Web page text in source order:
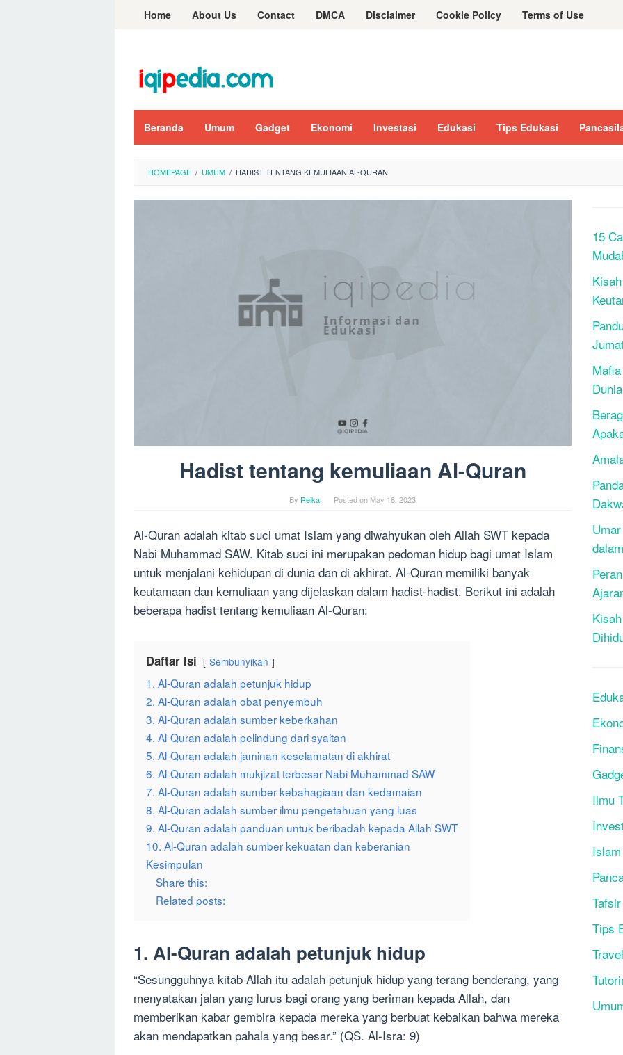
Home About Us Contact DMCA Disclaimer Cookie Policy Terms of Use
Beranda Umum Gadget Ekonomi Investasi Edukasi Tips Edukasi
HOMEPAGE / UMUM / HADIST TENTANG KEMULIAAN AL-QURAN
Hadist tentang kemuliaan Al-Quran
By Reika Posted on May 18, 2023
Al-Quran adalah kitab suci umat Islam yang diwahyukan oleh Allah SWT kepada
Nabi Muhammad SAW. Kitab suci ini merupakan pedoman hidup bagi umat Islam
untuk menjalani kehidupan di dunia dan di akhirat. Al-Quran memiliki banyak
keutamaan dan kemuliaan yang dijelaskan dalam hadist-hadist. Berikut ini adalah
beberapa hadist tentang kemuliaan Al-Quran:
Daftar Isi Sembunyikan
1. Al-Quran adalah petunjuk hidup
2. Al-Quran adalah obat penyembuh
3. Al-Quran adalah sumber keberkahan
4. Al-Quran adalah pelindung dari syaitan
5. Al-Quran adalah jaminan keselamatan di akhirat
6. Al-Quran adalah mukjizat terbesar Nabi Muhammad SAW
7. Al-Quran adalah sumber kebahagiaan dan kedamaian
8. Al-Quran adalah sumber ilmu pengetahuan yang luas
9. Al-Quran adalah panduan untuk beribadah kepada Allah SWT
10. Al-Quran adalah sumber kekuatan dan keberanian
Kesimpulan
Share this:
Related posts:
1. Al-Quran adalah petunjuk hidup
“Sesungguhnya kitab Allah itu adalah petunjuk hidup yang terang benderang, yang
menyatakan jalan yang lurus bagi orang yang beriman kepada Allah, dan
memberikan kabar gembira kepada mereka yang berbuat kebaikan bahwa mereka
akan mendapatkan pahala yang besar.” (QS. Al-Isra: 9)
15
Ilmu
Tafsir
Tips